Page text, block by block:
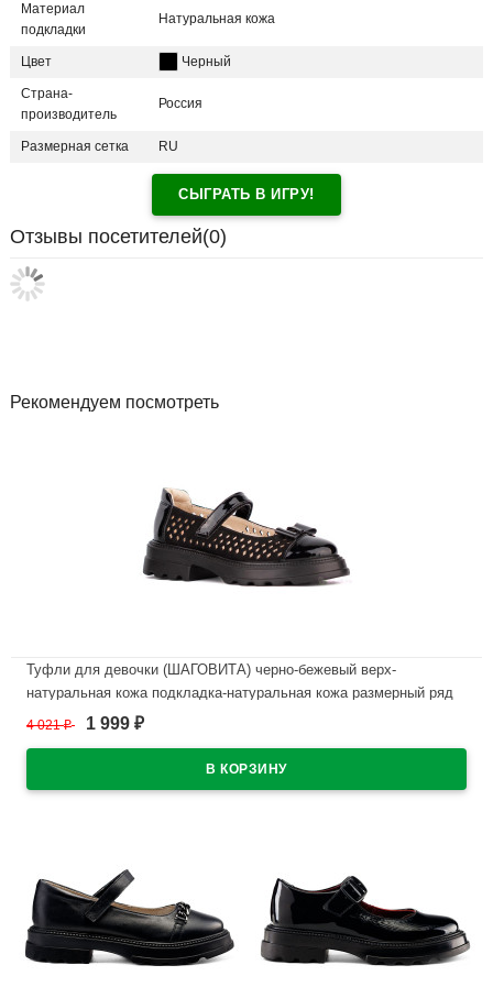
Материал
подкладки
Натуральная кожа
Цвет Черный
Страна-
производитель
Россия
Размерная сетка RU
СЫГРАТЬ В ИГРУ!
Отзывы посетителей(0)
Рекомендуем посмотреть
Туфли для девочки (ШАГОВИТА) черно-бежевый верх-
натуральная кожа подкладка-натуральная кожа размерный ряд
32-37 арт.23СМФ 63297
4 021₽ 1 999 ₽